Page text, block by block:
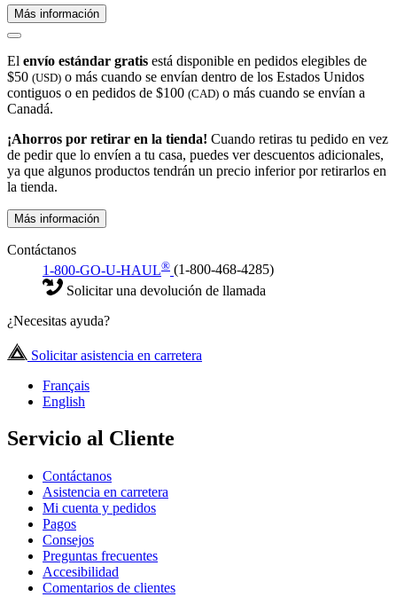
Más información
El envío estándar gratis está disponible en pedidos elegibles de
$50 (USD) o más cuando se envían dentro de los Estados Unidos
contiguos o en pedidos de $100 (CAD) o más cuando se envían a
Canadá.
¡Ahorros por retirar en la tienda! Cuando retiras tu pedido en vez
de pedir que lo envíen a tu casa, puedes ver descuentos adicionales,
ya que algunos productos tendrán un precio inferior por retirarlos en
la tienda.
Más información
Contáctanos
1-800-GO-U-HAUL® (1-800-468-4285)
Solicitar una devolución de llamada
¿Necesitas ayuda?
Solicitar asistencia en carretera
Français
English
Servicio al Cliente
Contáctanos
Asistencia en carretera
Mi cuenta y pedidos
Pagos
Consejos
Preguntas frecuentes
Accesibilidad
Comentarios de clientes